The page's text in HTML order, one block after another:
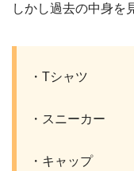
しかし過去の中身を
・Tシャツ
・スニーカー
・キャップ